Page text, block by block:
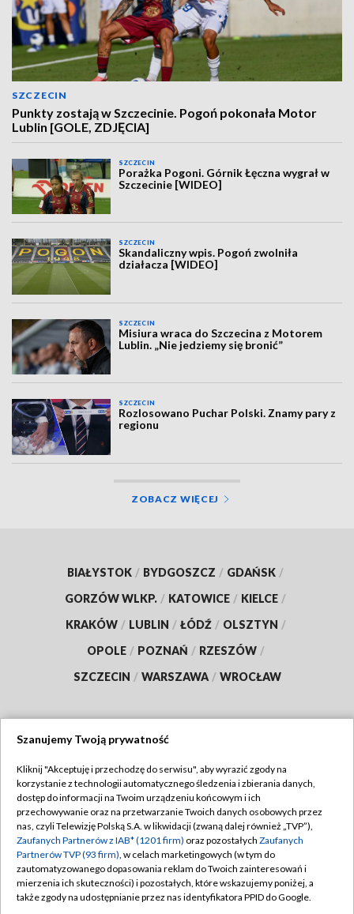
SZCZECIN
Punkty zostają w Szczecinie. Pogoń pokonała Motor
Lublin [GOLE, ZDJĘCIA]
SZCZECIN
Porażka Pogoni. Górnik Łęczna wygrał w
Szczecinie [WIDEO]
SZCZECIN
Skandaliczny wpis. Pogoń zwolniła
działacza [WIDEO]
SZCZECIN
Misiura wraca do Szczecina z Motorem
Lublin. „Nie jedziemy się bronić”
SZCZECIN
Rozlosowano Puchar Polski. Znamy pary z
regionu
ZOBACZ WIĘCEJ
BIAŁYSTOK / BYDGOSZCZ / GDAŃSK /
GORZÓW WLKP. / KATOWICE / KIELCE /
KRAKÓW / LUBLIN / ŁÓDŹ / OLSZTYN /
OPOLE / POZNAŃ / RZESZÓW /
SZCZECIN / WARSZAWA / WROCŁAW
TVP
Abonament TVP
Emisja w TVP
Centrum informacji TVP
Naziemna Telewizja Cyfrowa
Regulamin TVP
Polityka prywatności
Moje zgody
Pomoc
Szanujemy Twoją prywatność
Kliknij "Akceptuję i przechodzę do serwisu", aby wyrazić zgody na
korzystanie z technologii automatycznego śledzenia i zbierania danych,
dostęp do informacji na Twoim urządzeniu końcowym i ich
przechowywanie oraz na przetwarzanie Twoich danych osobowych przez
nas, czyli Telewizję Polską S.A. w likwidacji (zwaną dalej również „TVP”),
Zaufanych Partnerów z IAB* (1201 firm) oraz pozostałych Zaufanych
Partnerów TVP (93 firm), w celach marketingowych (w tym do
zautomatyzowanego dopasowania reklam do Twoich zainteresowań i
mierzenia ich skuteczności) i pozostałych, które wskazujemy poniżej, a
także zgody na udostępnianie przez nas identyfikatora PPID do Google.